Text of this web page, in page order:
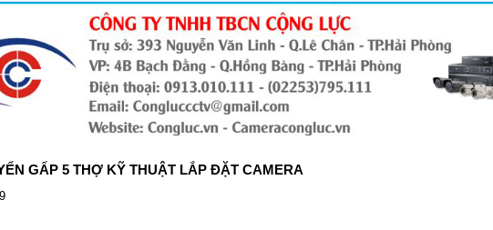
GẤP 5 THỢ KỸ THUẬT LẮP ĐẶT CAMERA